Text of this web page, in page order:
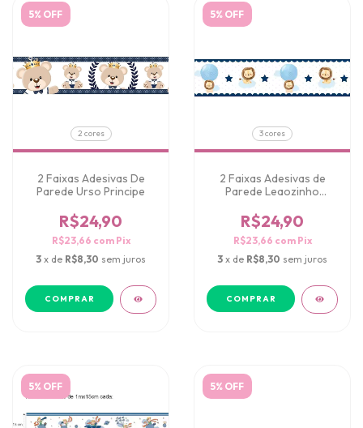
5% OFF
2 cores
2 Faixas Adesivas De
Parede Urso Principe
R$24,90
R$23,66 com Pix
3 x de R$8,30 sem juros
COMPRAR
5% OFF
3 cores
2 Faixas Adesivas de
Parede Leaozinho
R$24,90
R$23,66 com Pix
3 x de R$8,30 sem juros
COMPRAR
5% OFF 5% OFF